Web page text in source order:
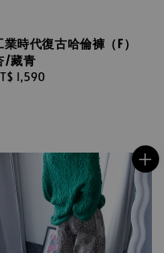
業時代復古哈倫褲（F）
/藏青
1,590